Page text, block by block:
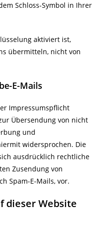
Schloss-Symbol in Ihrer
aktiviert ist,
übermitteln, nicht von
E-Mails
Impressumspflicht
Übersendung von nicht
und
widersprochen. Die
ausdrücklich rechtliche
Zusendung von
Spam-E-Mails, vor.
dieser Website